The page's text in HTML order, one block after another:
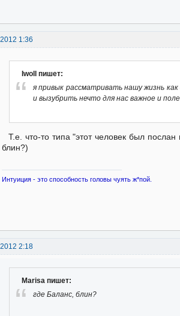
1:36
Iwoll пишет:
я привык рассматривать нашу жизнь
и вызубрить нечто для нас важное и
Т.е. что-то типа "этот человек был
блин?)
Интуиция - это способность головы чуять ж*пой.
2:18
Marisa пишет:
где Баланс, блин?